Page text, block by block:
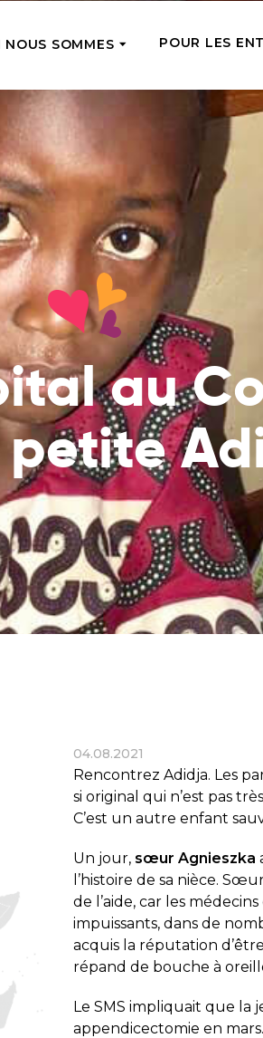
le plus
dans le
bonnes
Tope-là 5 !
Soutenez
avec de
une chance
Adoptez
Devenez la
âgée et
Équipes
Soutenez le
spécifique et
lui
Souffle de vie
Sauvez un
maladie de
l’éducation
NOUS SOMMES
coursiers du soutien
fourni
aidons
traitons, éduquons
emplois – voyez ce
vraiment
avons déjà fait
des personnes que
aidées
liste des endroits où votre
nous utilisons les
de notre organisation
POUR LES
au
04.08.2021
Rencontrez Adidja. Les
si original qui n’est pas
C’est un autre enfant
Un jour, sœur Agnieszka
l’histoire de sa nièce.
de l’aide, car les
impuissants, dans de
acquis la réputation
répand de bouche à
Le SMS impliquait que la
appendicectomie en